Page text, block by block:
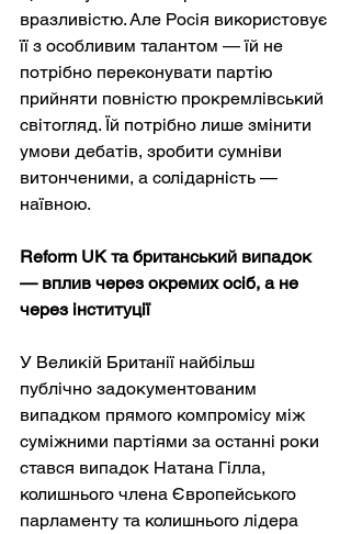
вразливістю. Але Росія використовує
її з особливим талантом — їй не
потрібно переконувати партію
прийняти повністю прокремлівський
світогляд. Їй потрібно лише змінити
умови дебатів, зробити сумніви
витонченими, а солідарність —
наївною.
Reform UK та британський випадок
— вплив через окремих осіб, а не
через інституції
У Великій Британії найбільш
публічно задокументованим
випадком прямого компромісу між
суміжними партіями за останні роки
стався випадок Натана Гілла,
колишнього члена Європейського
парламенту та колишнього лідера